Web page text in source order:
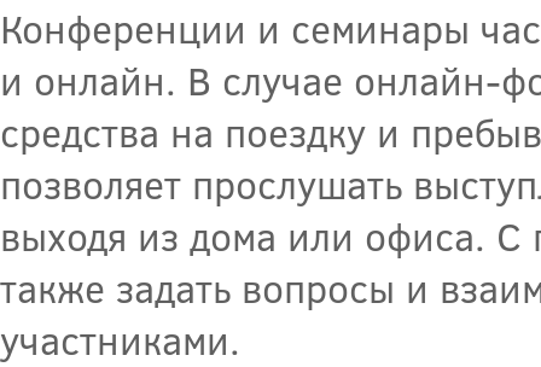
Конференции и семинары
и онлайн. В случае онлайн-
средства на поездку и
позволяет прослушать
выходя из дома или офиса.
также задать вопросы и
участниками.